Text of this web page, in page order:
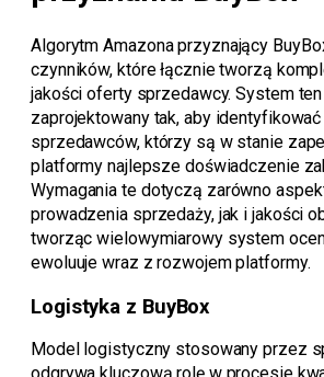
Algorytm Amazona przyznający
czynników, które łącznie tworzą
jakości oferty sprzedawcy. System ten
zaprojektowany tak, aby
sprzedawców, którzy są w stanie
platformy najlepsze doświadczenie
Wymagania te dotyczą zarówno
prowadzenia sprzedaży, jak i jakości
tworząc wielowymiarowy system
ewoluuje wraz z rozwojem platformy.
Logistyka z BuyBox
Model logistyczny stosowany przez